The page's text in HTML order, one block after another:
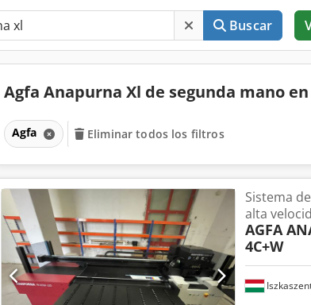
Buscar
Agfa Anapurna Xl de segunda mano
Agfa Eliminar todos los filtros
Sistema
alta
AGFA
4C+W